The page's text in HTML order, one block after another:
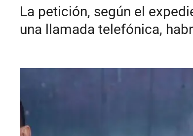
La petición, según el
una llamada telefónica,